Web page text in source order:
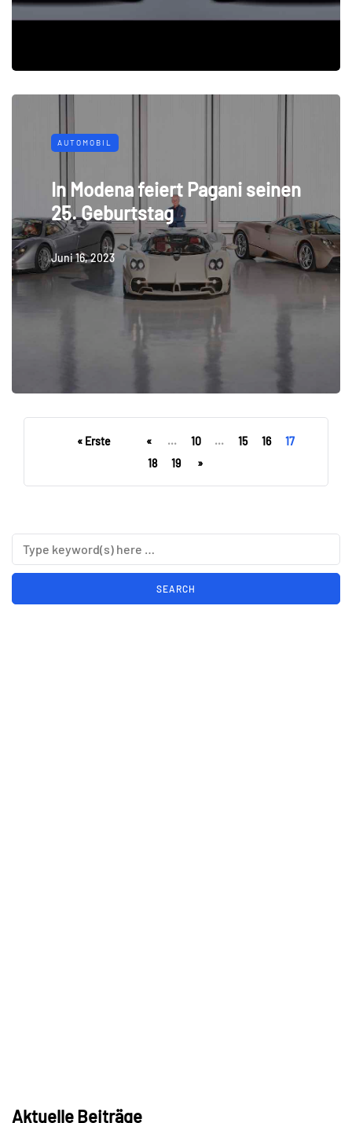
AUTOMOBIL
In Modena feiert Pagani seinen
25. Geburtstag
Juni 16, 2023
« Erste « ... 10 ... 15 16
17
18
19 »
Aktuelle Beiträge